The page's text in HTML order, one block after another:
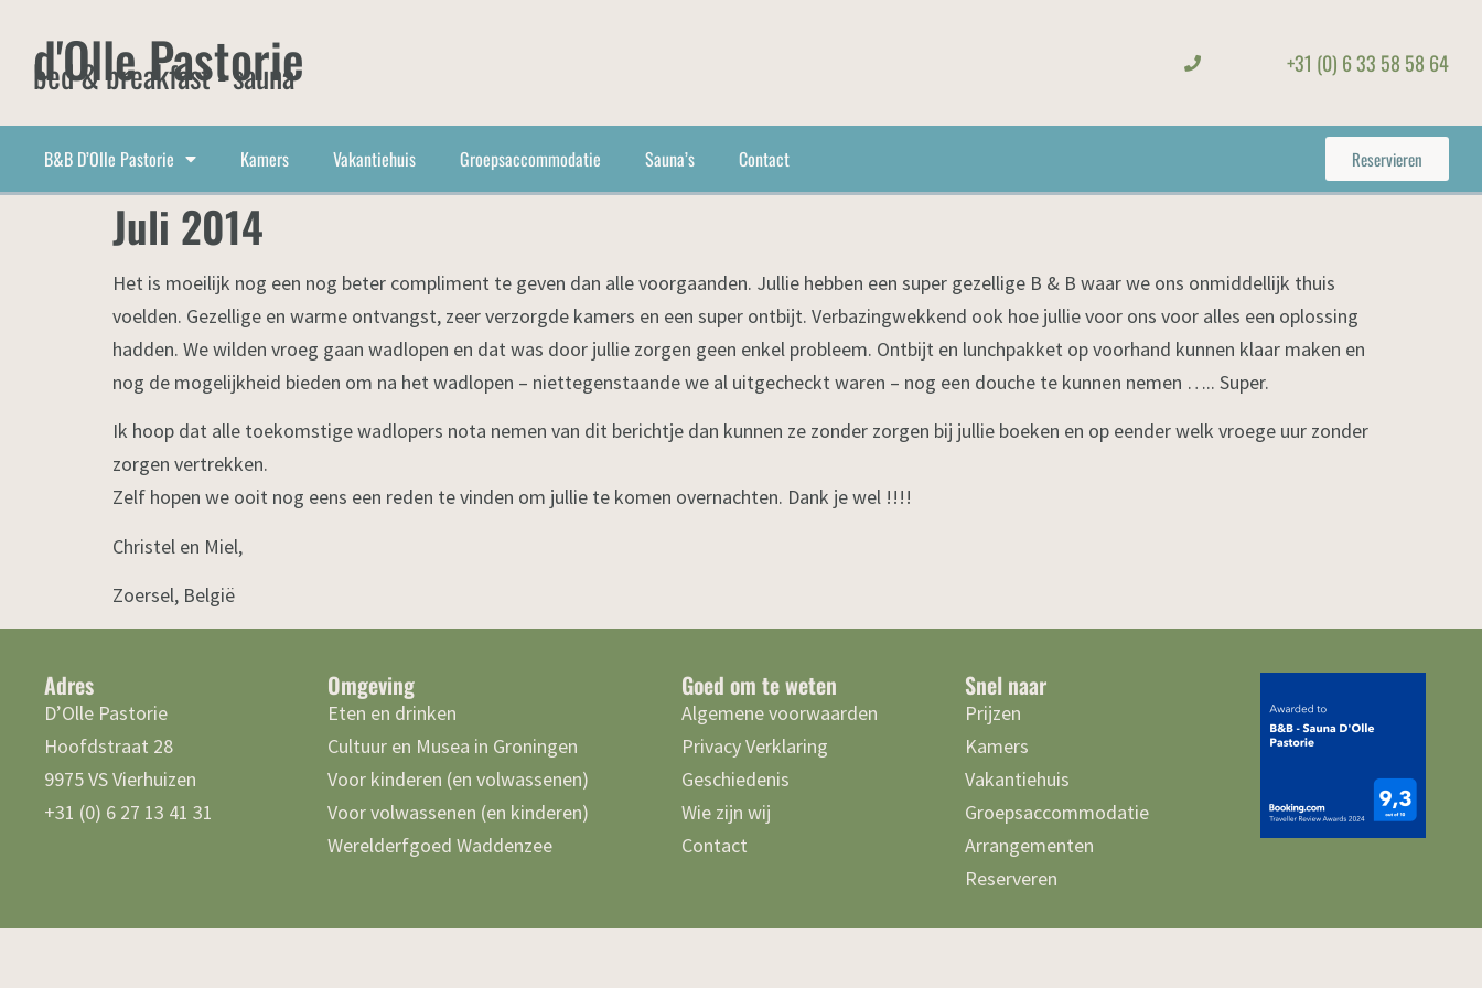
d'Olle Pastorie
bed & breakfast - sauna +31 (0) 6 33 58 58 64
B&B D’Olle Pastorie Kamers Vakantiehuis Groepsaccommodatie Sauna’s Contact Reservieren
Juli 2014
Het is moeilijk nog een nog beter compliment te geven dan alle voorgaanden. Jullie hebben een super gezellige B & B waar we ons onmiddellijk thuis
voelden. Gezellige en warme ontvangst, zeer verzorgde kamers en een super ontbijt. Verbazingwekkend ook hoe jullie voor ons voor alles een oplossing
hadden. We wilden vroeg gaan wadlopen en dat was door jullie zorgen geen enkel probleem. Ontbijt en lunchpakket op voorhand kunnen klaar maken en
nog de mogelijkheid bieden om na het wadlopen – niettegenstaande we al uitgecheckt waren – nog een douche te kunnen nemen ….. Super.
Ik hoop dat alle toekomstige wadlopers nota nemen van dit berichtje dan kunnen ze zonder zorgen bij jullie boeken en op eender welk vroege uur zonder
zorgen vertrekken.
Zelf hopen we ooit nog eens een reden te vinden om jullie te komen overnachten. Dank je wel !!!!
Christel en Miel,
Zoersel, België
Adres
D’Olle Pastorie
Hoofdstraat 28
9975 VS Vierhuizen
+31 (0) 6 27 13 41 31
Omgeving
Eten en drinken
Cultuur en Musea in Groningen
Voor kinderen (en volwassenen)
Voor volwassenen (en kinderen)
Werelderfgoed Waddenzee
Goed om te weten
Algemene voorwaarden
Privacy Verklaring
Geschiedenis
Wie zijn wij
Contact
Snel naar
Prijzen
Kamers
Vakantiehuis
Groepsaccommodatie
Arrangementen
Reserveren